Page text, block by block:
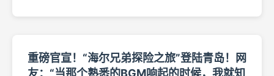
重磅官宣！“海尔兄弟探险之旅”登陆青岛！网
友：“当那个熟悉的BGM响起的时候，我就知